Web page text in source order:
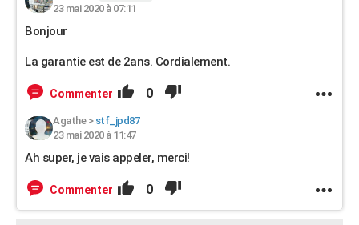
23 mai 2020 à 07:11
Bonjour
La garantie est de 2ans. Cordialement.
Commenter 0
Agathe> stf_jpd87
23 mai 2020 à 11:47
Ah super, je vais appeler, merci!
Commenter 0